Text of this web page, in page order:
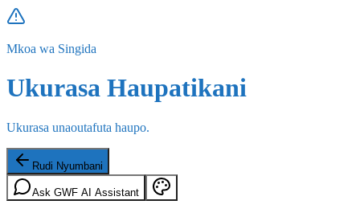
Mkoa wa Singida
Ukurasa Haupatikani
Ukurasa unaoutafuta haupo.
Rudi Nyumbani
Ask GWF AI Assistant